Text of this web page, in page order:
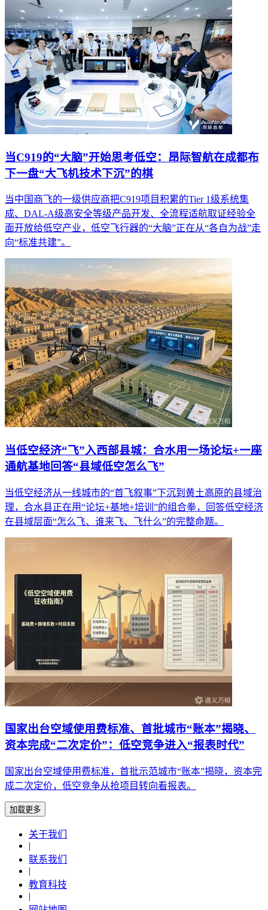
当C919的“大脑”开始思考低空：昂际智航在成都布
下一盘“大飞机技术下沉”的棋
当中国商飞的一级供应商把C919项目积累的Tier 1级系统集
成、DAL-A级高安全等级产品开发、全流程适航取证经验全
面开放给低空产业，低空飞行器的“大脑”正在从“各自为战”走
向“标准共建”。
当低空经济“飞”入西部县城：合水用一场论坛+一座
通航基地回答“县域低空怎么飞”
当低空经济从一线城市的“首飞叙事”下沉到黄土高原的县域治
理，合水县正在用“论坛+基地+培训”的组合拳，回答低空经济
在县域层面“怎么飞、谁来飞、飞什么”的完整命题。
国家出台空域使用费标准、首批城市“账本”揭晓、
资本完成“二次定价”：低空竞争进入“报表时代”
国家出台空域使用费标准，首批示范城市“账本”揭晓，资本完
成二次定价，低空竞争从抢项目转向看报表。
加载更多
关于我们
|
联系我们
|
教育科技
|